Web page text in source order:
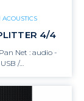
ACOUSTICS
4/4
Net : audio -
USB /…